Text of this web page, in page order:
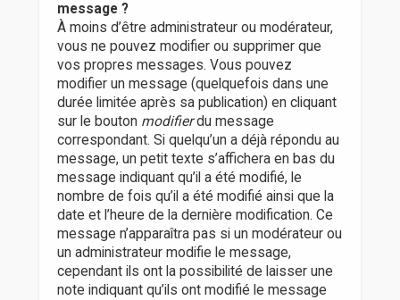
message ?
À moins d’être administrateur ou modérateur,
vous ne pouvez modifier ou supprimer que
vos propres messages. Vous pouvez
modifier un message (quelquefois dans une
durée limitée après sa publication) en cliquant
sur le bouton modifierdu message
correspondant. Si quelqu’un a déjà répondu au
message, un petit texte s’affichera en bas du
message indiquant qu’il a été modifié, le
nombre de fois qu’il a été modifié ainsi que la
date et l’heure de la dernière modification. Ce
message n’apparaîtra pas si un modérateur ou
un administrateur modifie le message,
cependant ils ont la possibilité de laisser une
note indiquant qu’ils ont modifié le message